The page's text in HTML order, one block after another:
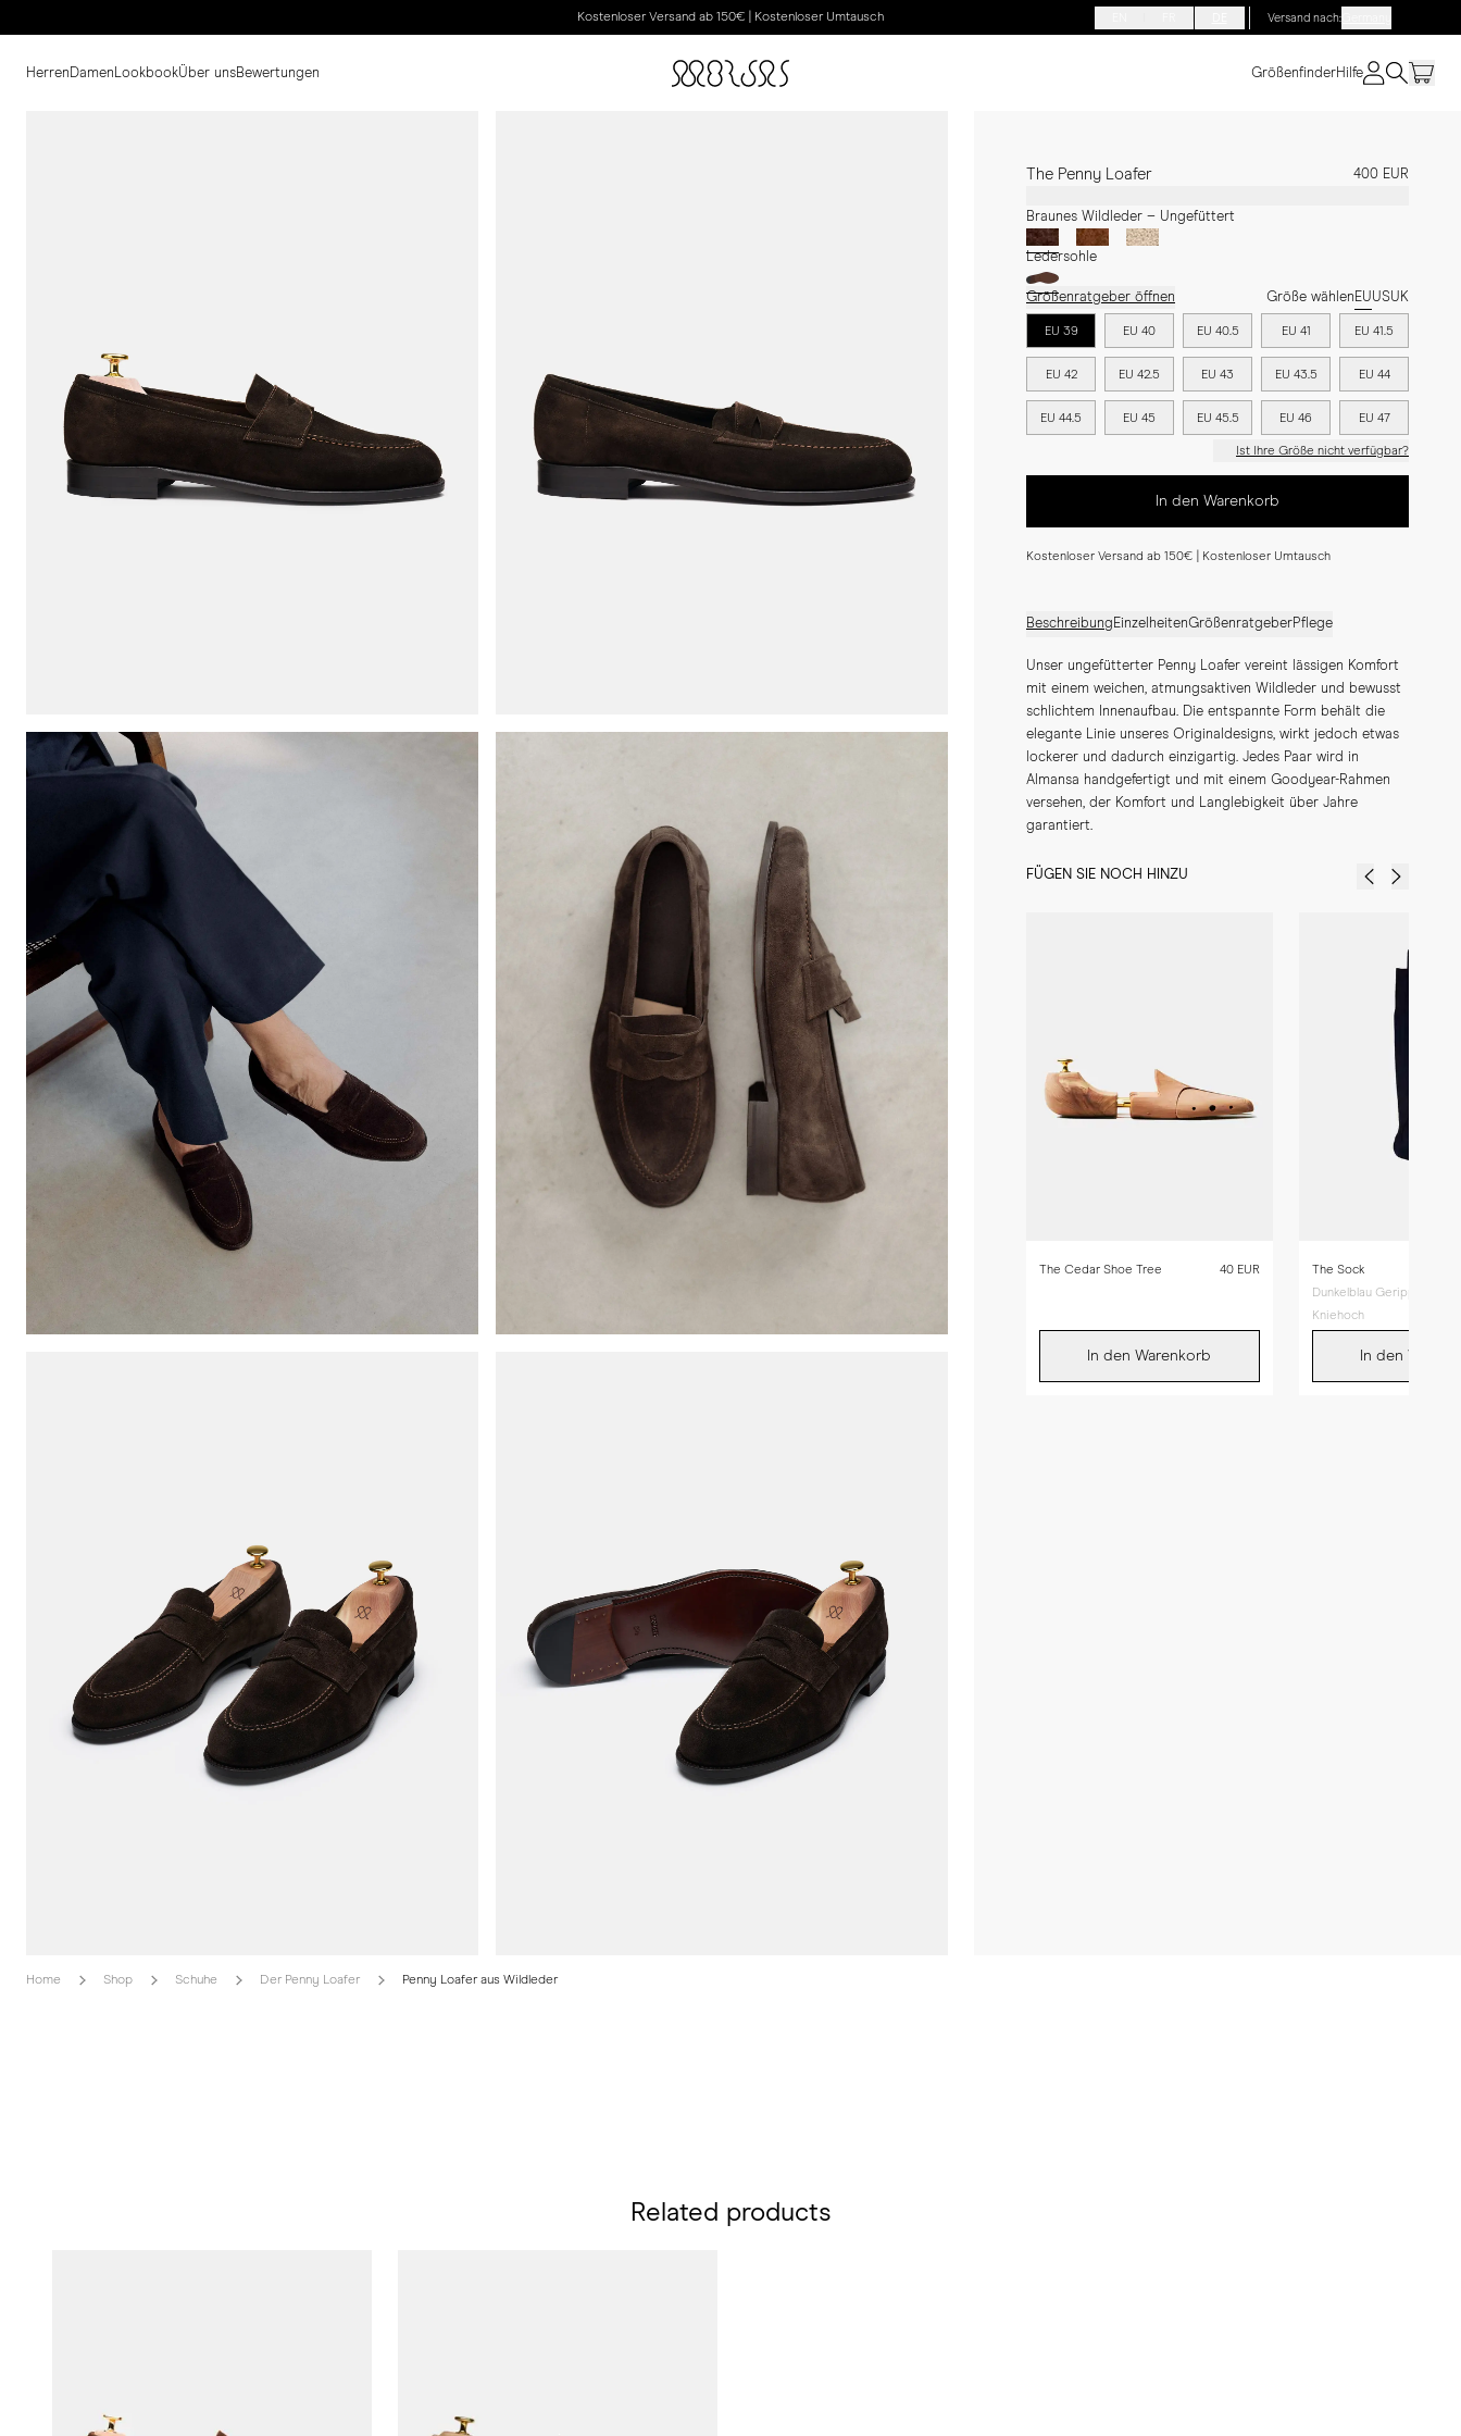
Kostenloser Versand ab 150€ | Kostenloser Umtausch Versand nach:
Herren Damen LookbookÜber unsBewertungen GrößenfinderHilfe
The Penny Loafer 400 EUR
Braunes Wildleder – Ungefüttert
Ledersohle
Größenratgeber öffnen Größe wählenEUUSUK
EU 39 EU 40 EU 40.5 EU 41 EU 41.5
EU 42 EU 42.5 EU 43 EU 43.5 EU 44
EU 44.5 EU 45 EU 45.5 EU 46 EU 47
Ist Ihre Größe nicht verfügbar?
In den Warenkorb
Kostenloser Versand ab 150€ | Kostenloser Umtausch
BeschreibungEinzelheitenGrößenratgeberPflege
Unser ungefütterter Penny Loafer vereint lässigen Komfort
mit einem weichen, atmungsaktiven Wildleder und bewusst
schlichtem Innenaufbau. Die entspannte Form behält die
elegante Linie unseres Originaldesigns, wirkt jedoch etwas
lockerer und dadurch einzigartig. Jedes Paar wird in
Almansa handgefertigt und mit einem Goodyear-Rahmen
versehen, der Komfort und Langlebigkeit über Jahre
garantiert.
FÜGEN SIE NOCH HINZU
The Cedar Shoe Tree 40 EUR
In den Warenkorb
The Sock
Dunkelblau Gerippt –
Kniehoch
In den
Home Shop Schuhe Der Penny Loafer Penny Loafer aus Wildleder
Related products